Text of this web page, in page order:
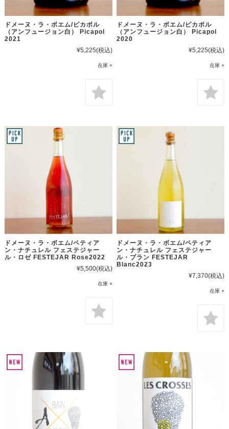
ドメーヌ・ラ・ボエム/ピカポル
（アンフュージョン白） Picapol
2021
¥5,225(税込)
在庫 ×
ドメーヌ・ラ・ボエム/ピカポル
（アンフュージョン白） Picapol
2020
¥5,225(税込)
在庫 ×
ドメーヌ・ラ・ボエム/ペティア
ン・ナチュレル フェステジャー
ル・ロゼ FESTEJAR Rose2022
¥5,500(税込)
在庫 ×
ドメーヌ・ラ・ボエム/ペティア
ン・ナチュレル フェステジャー
ル・ブラン FESTEJAR
Blanc2023
¥7,370(税込)
在庫 ×